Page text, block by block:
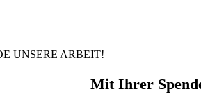
UNSERE ARBEIT!
Mit Ihrer